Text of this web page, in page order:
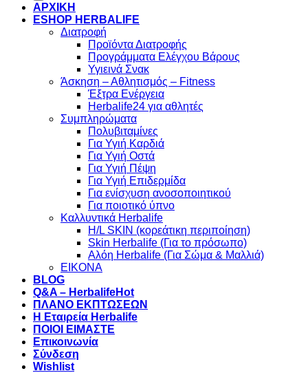
ΑΡΧΙΚΗ
ESHOP HERBALIFE
Διατροφή
Προϊόντα Διατροφής
Προγράμματα Ελέγχου Βάρους
Υγιεινά Σνακ
Άσκηση – Αθλητισμός – Fitness
Έξτρα Ενέργεια
Herbalife24 για αθλητές
Συμπληρώματα
Πολυβιταμίνες
Για Υγιή Καρδιά
Για Υγιή Οστά
Για Υγιή Πέψη
Για Υγιή Επιδερμίδα
Για ενίσχυση ανοσοποιητικού
Για ποιοτικό ύπνο
Καλλυντικά Herbalife
H/L SKIN (κορεάτικη περιποίηση)
Skin Herbalife (Για το πρόσωπο)
Αλόη Ηerbalife (Για Σώμα & Μαλλιά)
ΕΙΚΟΝΑ
BLOG
Q&A – Herbalife
ΠΛΑΝΟ ΕΚΠΤΩΣΕΩΝ
Η Εταιρεία Herbalife
ΠΟΙΟΙ ΕΙΜΑΣΤΕ
Επικοινωνία
Σύνδεση
Wishlist